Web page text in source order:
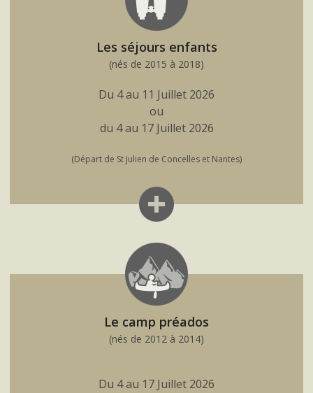
Les séjours enfants
(nés de 2015 à 2018)
Du 4 au 11 Juillet 2026
ou
du 4 au 17 Juillet 2026
(Départ de St Julien de Concelles et Nantes)
Le camp préados
(nés de 2012 à 2014)
Du 4 au 17 Juillet 2026